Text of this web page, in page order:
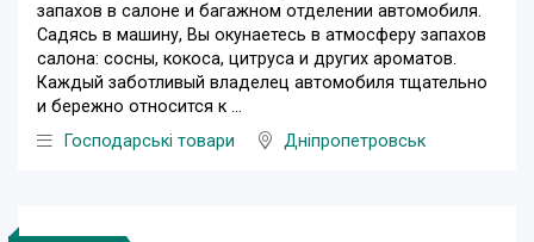
запахов в салоне и багажном отделении автомобиля.
Садясь в машину, Вы окунаетесь в атмосферу запахов
салона: сосны, кокоса, цитруса и других ароматов.
Каждый заботливый владелец автомобиля тщательно
и бережно относится к ...
Господарські товари
Дніпропетровськ